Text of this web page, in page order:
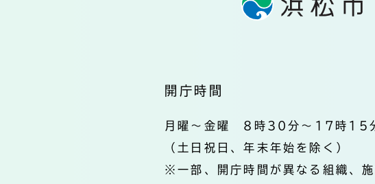
開庁時間
月曜～金曜 8時30分～17時15
（土日祝日、年末年始を除く）
※一部、開庁時間が異なる組織、施